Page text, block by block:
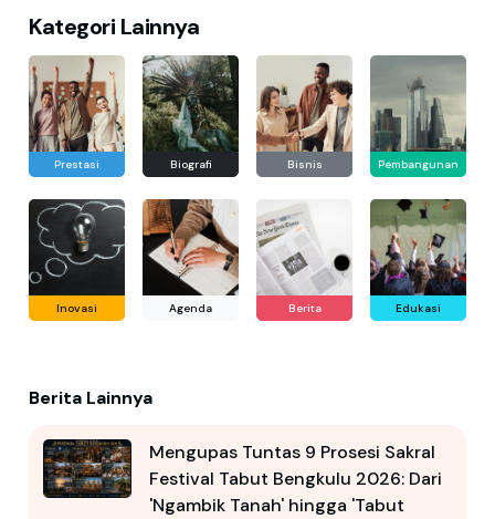
Kategori Lainnya
Prestasi Biografi Bisnis Pembangunan
Inovasi Agenda Berita Edukasi
Berita Lainnya
Mengupas Tuntas 9 Prosesi Sakral
Festival Tabut Bengkulu 2026: Dari
'Ngambik Tanah' hingga 'Tabut